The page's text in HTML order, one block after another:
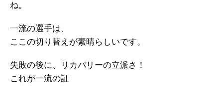
ね。
一流の選手は、
ここの切り替えが素晴らしいです。
失敗の後に、リカバリーの立派さ！
これが一流の証